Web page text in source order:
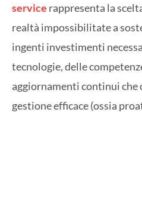
service rappresenta la
realtà impossibilitate a
ingenti investimenti
tecnologie, delle
aggiornamenti continui che
gestione efficace (ossia